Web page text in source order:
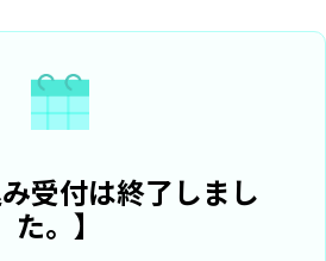
レッドシートへの転記といっ
から、AIを活用したインテリ
セスの構築まで、幅広いユー
ットフォームの基礎を学び、
きるスキルを身につけます。
用できます。
マーケティング オートメー
第一ステップです。
格すると、自動化基礎資格証
み受付は終了しまし
た。】